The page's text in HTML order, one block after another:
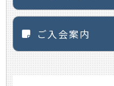
ご入会案内